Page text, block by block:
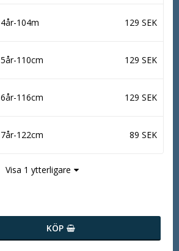
4år-104m 129 SEK
5år-110cm 129 SEK
6år-116cm 129 SEK
7år-122cm 89 SEK
Visa 1 ytterligare
KÖP